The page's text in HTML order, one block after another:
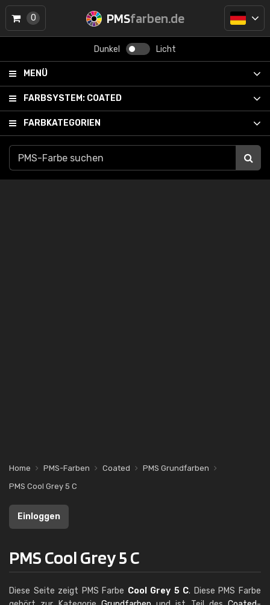
PMSfarben.de
Dunkel Licht
MENÜ
FARBSYSTEM: COATED
FARBKATEGORIEN
0
Home PMS-Farben Coated
PMS Grundfarben
PMS Cool Grey 5 C
Einloggen
PMS Cool Grey 5 C
Diese Seite zeigt PMS Farbe Cool Grey 5 C. Diese PMS Farbe